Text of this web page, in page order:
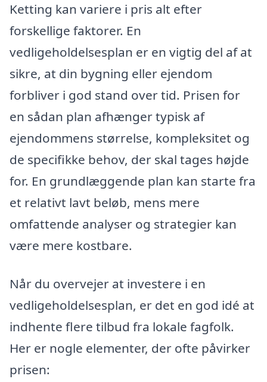
Ketting kan variere i pris alt efter
forskellige faktorer. En
vedligeholdelsesplan er en vigtig del af at
sikre, at din bygning eller ejendom
forbliver i god stand over tid. Prisen for
en sådan plan afhænger typisk af
ejendommens størrelse, kompleksitet og
de specifikke behov, der skal tages højde
for. En grundlæggende plan kan starte fra
et relativt lavt beløb, mens mere
omfattende analyser og strategier kan
være mere kostbare.
Når du overvejer at investere i en
vedligeholdelsesplan, er det en god idé at
indhente flere tilbud fra lokale fagfolk.
Her er nogle elementer, der ofte påvirker
prisen: